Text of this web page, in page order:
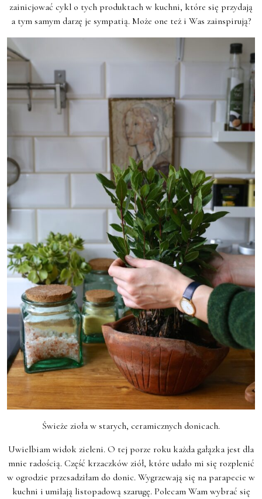
zainicjować cykl o tych produktach w kuchni, które się przydają
a tym samym darzę je sympatią. Może one też i Was zainspirują?
Świeże zioła w starych, ceramicznych donicach.
Uwielbiam widok zieleni. O tej porze roku każda gałązka jest dla
mnie radością. Część krzaczków ziół, które udało mi się rozplenić
w ogrodzie przesadziłam do donic. Wygrzewają się na parapecie w
kuchni i umilają listopadową szarugę. Polecam Wam wybrać się